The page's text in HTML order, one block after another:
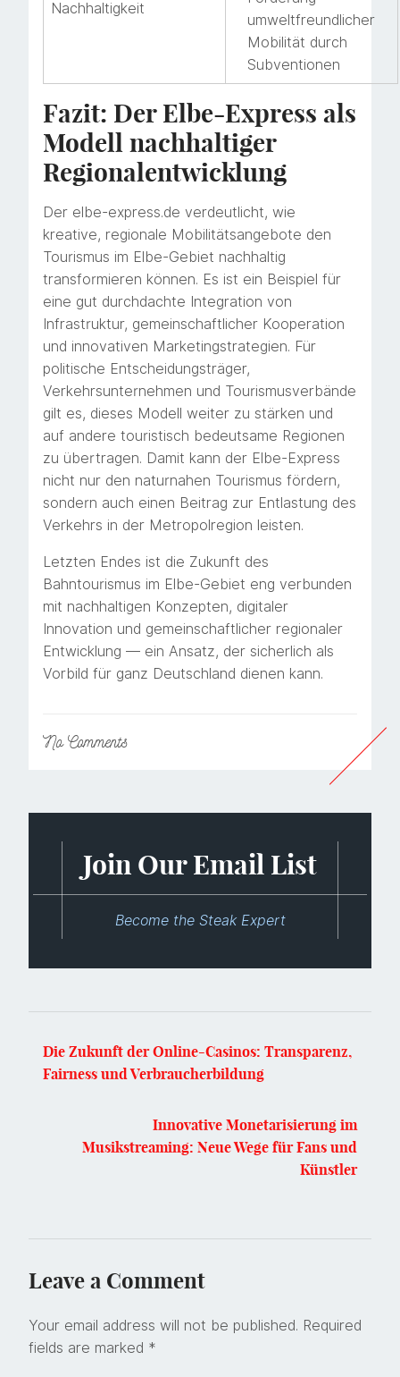
Nachhaltigkeit
umweltfreundlicher
Mobilität durch
Subventionen
Fazit: Der Elbe-Express als
Modell nachhaltiger
Regionalentwicklung
Der elbe-express.de verdeutlicht, wie
kreative, regionale Mobilitätsangebote den
Tourismus im Elbe-Gebiet nachhaltig
transformieren können. Es ist ein Beispiel für
eine gut durchdachte Integration von
Infrastruktur, gemeinschaftlicher Kooperation
und innovativen Marketingstrategien. Für
politische Entscheidungsträger,
Verkehrsunternehmen und Tourismusverbände
gilt es, dieses Modell weiter zu stärken und
auf andere touristisch bedeutsame Regionen
zu übertragen. Damit kann der Elbe-Express
nicht nur den naturnahen Tourismus fördern,
sondern auch einen Beitrag zur Entlastung des
Verkehrs in der Metropolregion leisten.
Letzten Endes ist die Zukunft des
Bahntourismus im Elbe-Gebiet eng verbunden
mit nachhaltigen Konzepten, digitaler
Innovation und gemeinschaftlicher regionaler
Entwicklung — ein Ansatz, der sicherlich als
Vorbild für ganz Deutschland dienen kann.
NoComments
Join Our Email List
Become the Steak Expert
Die Zukunft der Online-Casinos: Transparenz,
Fairness und Verbraucherbildung
Innovative Monetarisierung im
Musikstreaming: Neue Wege für Fans und
Künstler
Leave a Comment
Your email address will not be published. Required
fields are marked *